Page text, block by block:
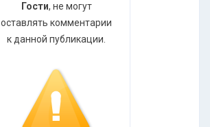
Гости, не могут
оставлять комментарии
к данной публикации.